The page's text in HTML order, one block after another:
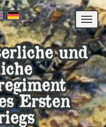
und
Ersten